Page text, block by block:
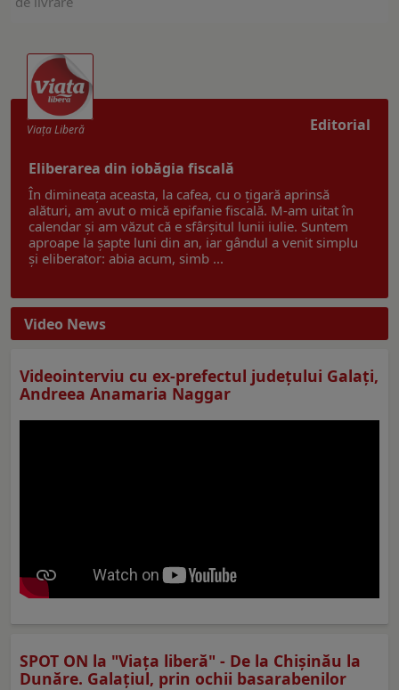
Editorial
Viaţa Liberă
Eliberarea din iobăgia fiscală
În dimineața aceasta, la cafea, cu o țigară aprinsă
alături, am avut o mică epifanie fiscală. M-am uitat în
calendar și am văzut că e sfârșitul lunii iulie. Suntem
aproape la șapte luni din an, iar gândul a venit simplu
și eliberator: abia acum, simb ...
Video News
Videointerviu cu ex-prefectul judeţului Galaţi,
Andreea Anamaria Naggar
SPOT ON la "Viaţa liberă" - De la Chișinău la
Dunăre. Galațiul, prin ochii basarabenilor